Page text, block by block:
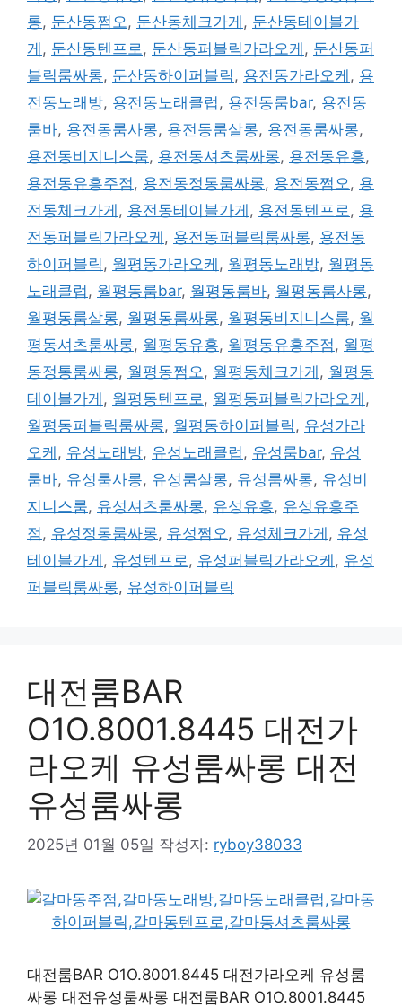
롱, 둔산동쩜오, 둔산동체크가게 , 둔산동테이블가
게 , 둔산동텐프로, 둔산동퍼블릭가라오케 , 둔산동퍼
블릭룸싸롱, 둔산동하이퍼블릭, 용전동가라오케 , 용
전동노래방, 용전동노래클럽, 용전동룸bar, 용전동
룸바, 용전동룸사롱, 용전동룸살롱, 용전동룸싸롱,
용전동비지니스룸, 용전동셔츠룸싸롱, 용전동유흥,
용전동유흥주점, 용전동정통룸싸롱, 용전동쩜오, 용
전동체크가게 , 용전동테이블가게 , 용전동텐프로, 용
전동퍼블릭가라오케 , 용전동퍼블릭룸싸롱, 용전동
하이퍼블릭, 월평동가라오케 , 월평동노래방, 월평동
노래클럽, 월평동룸bar, 월평동룸바, 월평동룸사롱,
월평동룸살롱, 월평동룸싸롱, 월평동비지니스룸, 월
평동셔츠룸싸롱, 월평동유흥, 월평동유흥주점, 월평
동정통룸싸롱, 월평동쩜오, 월평동체크가게 , 월평동
테이블가게 , 월평동텐프로, 월평동퍼블릭가라오케 ,
월평동퍼블릭룸싸롱, 월평동하이퍼블릭, 유성가라
오케 , 유성노래방, 유성노래클럽, 유성룸bar, 유성
룸바, 유성룸사롱, 유성룸살롱, 유성룸싸롱, 유성비
지니스룸, 유성셔츠룸싸롱, 유성유흥, 유성유흥주
점, 유성정통룸싸롱, 유성쩜오, 유성체크가게 , 유성
테이블가게 , 유성텐프로, 유성퍼블릭가라오케 , 유성
퍼블릭룸싸롱, 유성하이퍼블릭
대전룸BAR
O1O.8001.8445 대전가
라오케 유성룸싸롱 대전
유성룸싸롱
2025년 01월 05일 작성자: ryboy38033
대전룸BAR O1O.8001.8445 대전가라오케 유성룸
싸롱 대전유성룸싸롱 대전룸BAR O1O.8001.8445